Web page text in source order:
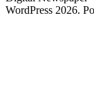
WordPress 2026.